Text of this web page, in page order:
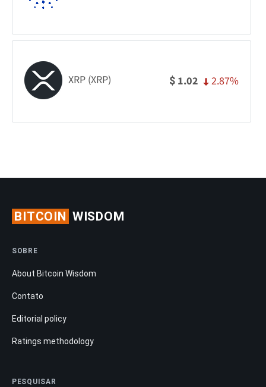
XRP (XRP) $ 1.02 2.87%
BITCOIN WISDOM
SOBRE
About Bitcoin Wisdom
Contato
Editorial policy
Ratings methodology
PESQUISAR